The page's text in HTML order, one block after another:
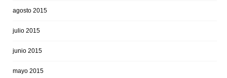
agosto 2015
julio 2015
junio 2015
mayo 2015